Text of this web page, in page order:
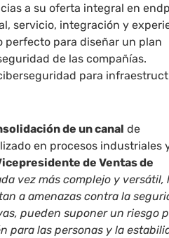
a su oferta integral en
servicio, integración y
perfecto para diseñar un plan
de las compañías.
para
de un canal de
en procesos industriales
de Ventas de
vez más complejo y versátil,
a amenazas contra la
pueden suponer un riesgo
para las personas y la